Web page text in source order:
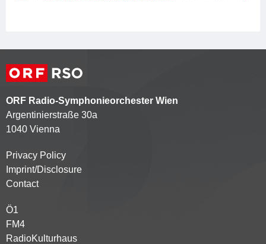
ORF Radio-Symphonieorchester Wien
Argentinierstraße 30a
1040 Vienna
Kontaktmenü
Privacy Policy
Imprint/Disclosure
Contact
Partnersender
Ö1
FM4
RadioKulturhaus